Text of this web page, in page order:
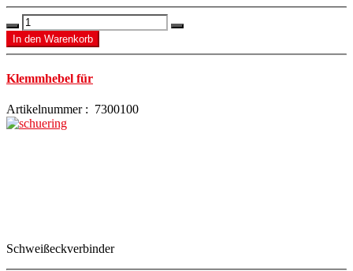
Klemmhebel für
Artikelnummer : 7300100
Schweißeckverbinder